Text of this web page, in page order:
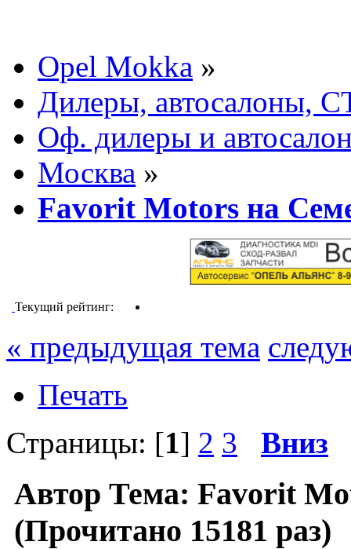
Opel Mokka »
Дилеры, автосалоны,
Оф. дилеры и
Москва »
Favorit Motors на
Текущий рейтинг:
« предыдущая тема
Печать
Страницы: [1] 2 3 Вниз
Автор Тема: Favorit
(Прочитано 15181 раз)